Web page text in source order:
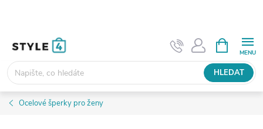
HLEDAT
NÁKUPNÍ
KOŠÍK
Ocelové šperky pro ženy